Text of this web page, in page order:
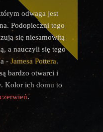
odwaga jest
Podopieczni tego
się niesamowitą
a nauczyli się tego
- Jamesa Pottera.
bardzo otwarci i
Kolor ich domu to
czerwień.